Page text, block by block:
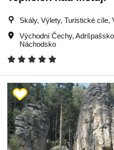
Skály, Výlety, Turistické cíle,
Východní Čechy, Adršpašsko
Náchodsko